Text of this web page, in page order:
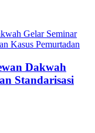
Dakwah
Standarisasi